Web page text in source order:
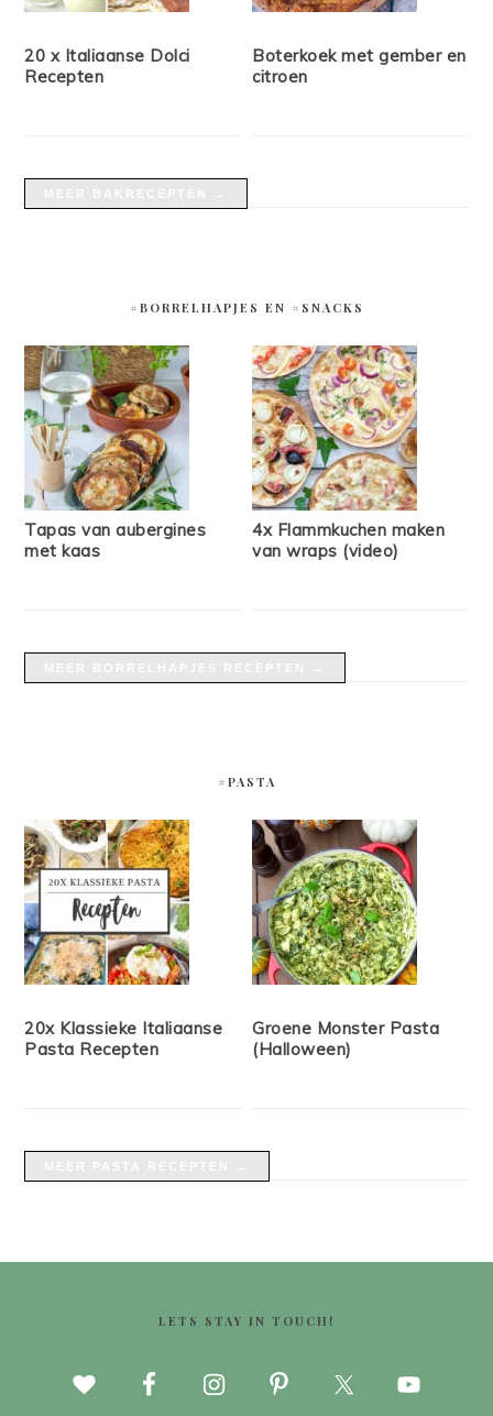
20 x Italiaanse Dolci
Recepten
Boterkoek met gember en
citroen
#BORRELHAPJES EN #SNACKS
Tapas van aubergines
met kaas
4x Flammkuchen maken
van wraps (video)
#PASTA
20x Klassieke Italiaanse
Pasta Recepten
Groene Monster Pasta
(Halloween)
LETS STAY IN TOUCH!